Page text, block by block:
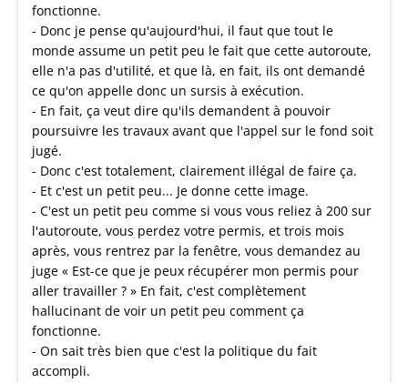
fonctionne.
- Donc je pense qu'aujourd'hui, il faut que tout le
monde assume un petit peu le fait que cette autoroute,
elle n'a pas d'utilité, et que là, en fait, ils ont demandé
ce qu'on appelle donc un sursis à exécution.
- En fait, ça veut dire qu'ils demandent à pouvoir
poursuivre les travaux avant que l'appel sur le fond soit
jugé.
- Donc c'est totalement, clairement illégal de faire ça.
- Et c'est un petit peu... Je donne cette image.
- C'est un petit peu comme si vous vous reliez à 200 sur
l'autoroute, vous perdez votre permis, et trois mois
après, vous rentrez par la fenêtre, vous demandez au
juge « Est-ce que je peux récupérer mon permis pour
aller travailler ? » En fait, c'est complètement
hallucinant de voir un petit peu comment ça
fonctionne.
- On sait très bien que c'est la politique du fait
accompli.